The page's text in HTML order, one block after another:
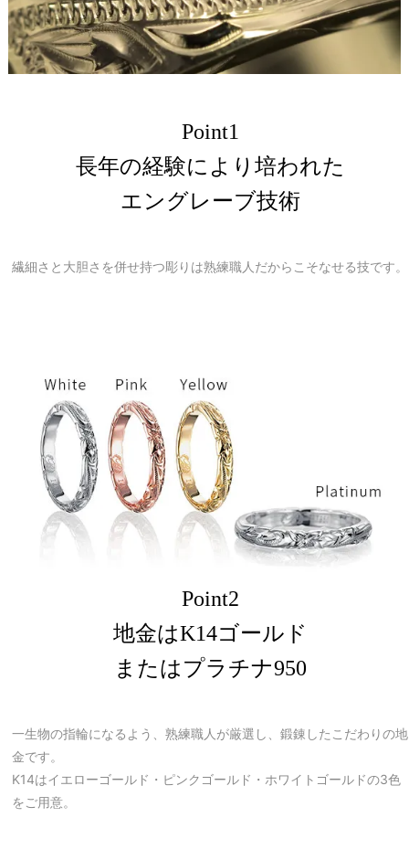
Point1
長年の経験により培われた
エングレーブ技術
繊細さと大胆さを併せ持つ彫りは熟練職人だからこそなせる技です。
Point2
地金はK14ゴールド
またはプラチナ950
一生物の指輪になるよう、熟練職人が厳選し、鍛錬したこだわりの地
金です。
K14はイエローゴールド・ピンクゴールド・ホワイトゴールドの3色
をご用意。